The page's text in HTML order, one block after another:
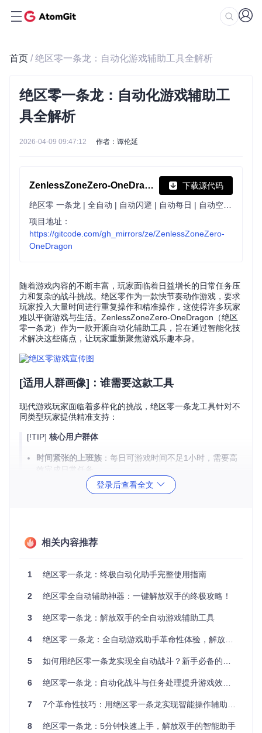
首页 / 绝区零一条龙：自动化游戏辅助工具全解析
绝区零一条龙：自动化游戏辅助工
具全解析
2026-04-09 09:47:12 作者：谭伦延
ZenlessZoneZero-OneDragon 下载源代码
项目地址：
https://gitcode.com/gh_mirrors/ze/ZenlessZoneZero-
OneDragon
随着游戏内容的不断丰富，玩家面临着日益增长的日常任务压
力和复杂的战斗挑战。绝区零作为一款快节奏动作游戏，要求
玩家投入大量时间进行重复操作和精准操作，这使得许多玩家
难以平衡游戏与生活。ZenlessZoneZero-OneDragon（绝区
零一条龙）作为一款开源自动化辅助工具，旨在通过智能化技
术解决这些痛点，让玩家重新聚焦游戏乐趣本身。
[适用人群画像]：谁需要这款工具
现代游戏玩家面临着多样化的挑战，绝区零一条龙工具针对不
同类型玩家提供精准支持：
[!TIP] 核心用户群体
时间紧张的上班族 ：每日可游戏时间不足1小时，需要高
效完成日常任务
操作精度不足的休闲玩家：难以掌握高难度连招和闪避
理能力
型
自动战斗 日常清理 空洞探索 手柄支持
休闲玩
★★★★
★★★★
★
★★★☆
☆
★★☆☆
☆
硬核玩
★★☆☆
★★★★
★★★★
★★★★
家
☆
★
☆
☆
[自动战斗系统]：精准操作与智能决策的完美结
合
登录后查看全文
相关内容推荐
1 绝区零一条龙：终极自动化助手完整使用指南
2 绝区零全自动辅助神器：一键解放双手的终极攻略！
3 绝区零一条龙：解放双手的全自动游戏辅助工具
4 绝区零 一条龙：全自动游戏助手革命性体验，解放双手畅玩无忧
5 如何用绝区零一条龙实现全自动战斗？新手必备的零门槛辅助工具指南 🎮
6 绝区零一条龙：自动化战斗与任务处理提升游戏效率方案
7 7个革命性技巧：用绝区零一条龙实现智能操作辅助的游戏效率提升指南
8 绝区零一条龙：5分钟快速上手，解放双手的智能助手